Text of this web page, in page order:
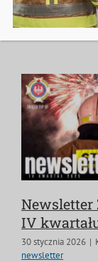
Newsletter
IV
30 stycznia 2026 |
newsletter